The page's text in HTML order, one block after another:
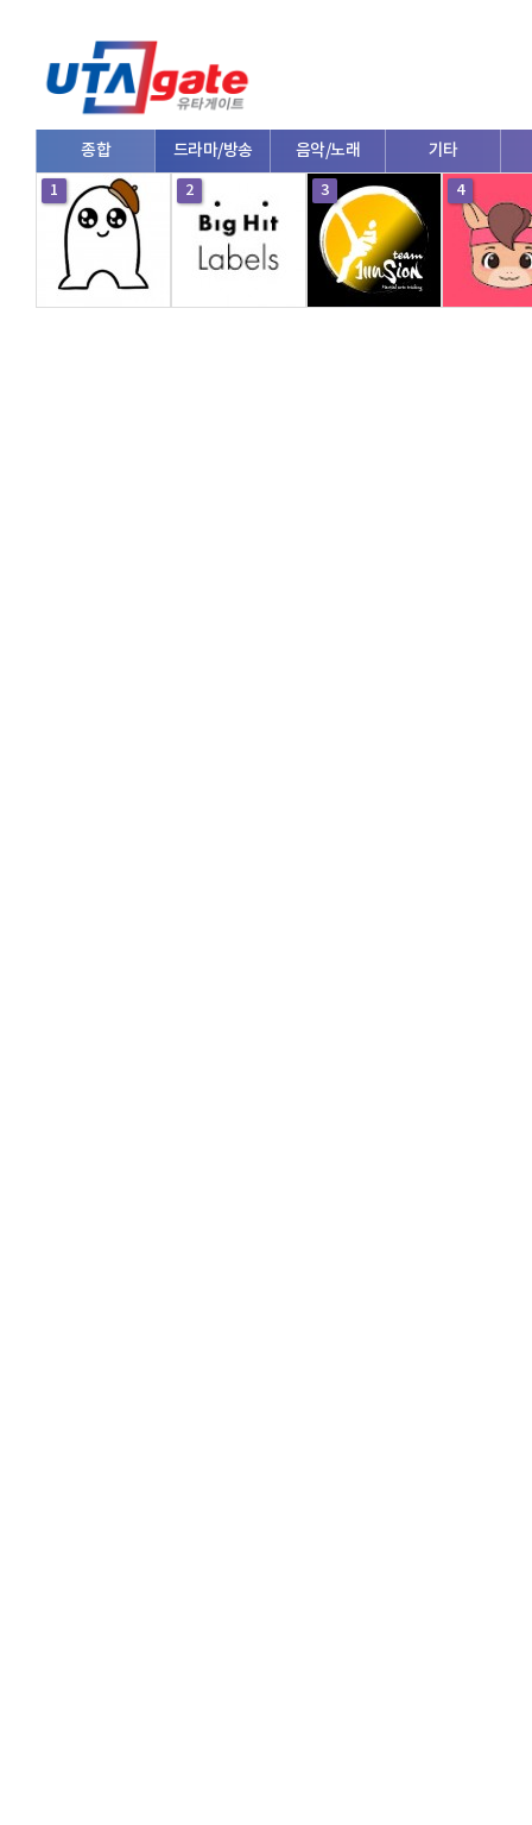
종합 드라마/방송 음악/노래 기타
V로그/소통 영화/뮤지컬 연예인 한류/외국인
댄스 e스포츠 자동차 커플/연애
1 2 3 4